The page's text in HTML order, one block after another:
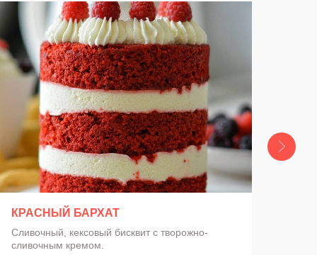
КРАСНЫЙ БАРХАТ
Сливочный, кексовый бисквит с творожно-
сливочным кремом.
Заказать